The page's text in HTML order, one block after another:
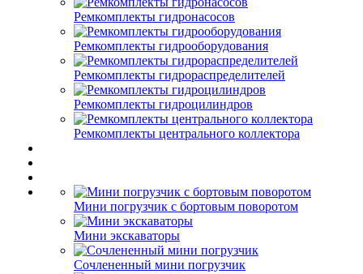
Ремкомплекты гидронасосов
Ремкомплекты гидрооборудования
Ремкомплекты гидрораспределителей
Ремкомплекты гидроцилиндров
Ремкомплекты центрального коллектора
Мини погрузчик с бортовым поворотом
Мини экскаваторы
Сочлененный мини погрузчик